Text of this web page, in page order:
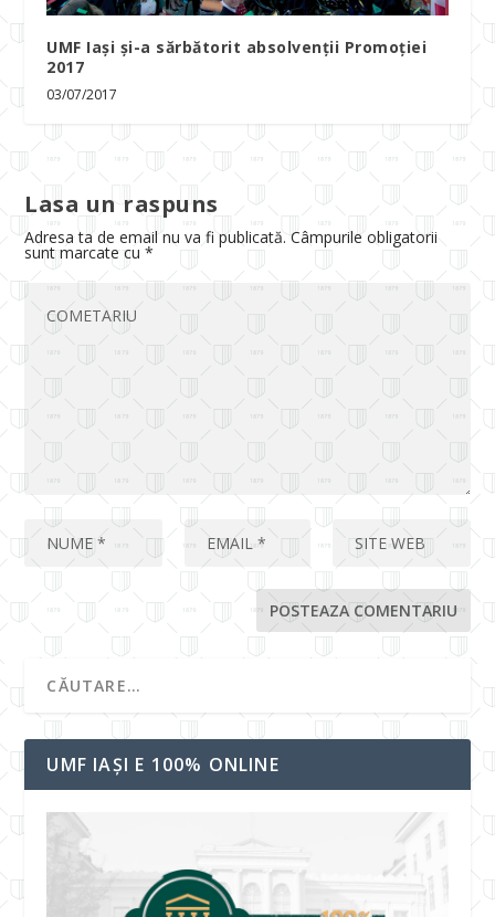
UMF Iași și-a sărbătorit absolvenții Promoției
2017
03/07/2017
Lasa un raspuns
Adresa ta de email nu va fi publicată. Câmpurile obligatorii
sunt marcate cu*
UMF IAȘI E 100% ONLINE